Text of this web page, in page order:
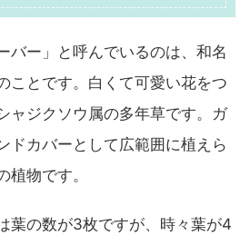
バー」と呼んでいるのは、和名
ことです。白くて可愛い花をつ
ャジクソウ属の多年草です。ガ
ドカバーとして広範囲に植えら
植物です。
葉の数が3枚ですが、時々葉が4